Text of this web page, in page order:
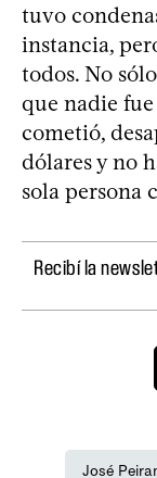
tuvo
instancia,
todos. No
que nadie
cometió,
dólares y no
sola persona
Recibí la
José